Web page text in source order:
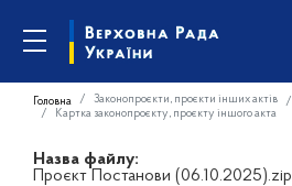
Головна Законопроєкти, проєкти інших актів
Картка законопроєкту, проєкту іншого акта
Назва файлу:
Проєкт Постанови (06.10.2025).zip